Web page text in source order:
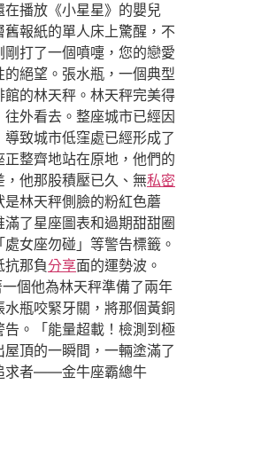
播放《小星星》的嬰兒
報紙的單人床上驚醒，不
打了一個噴嚏，您的戀愛
絕望。張水瓶，一個典型
的林天秤。林天秤完美得
外看去。整座城市已經因
致城市低窪處已經形成了
整齊地站在原地，他們的
他那股積壓已久、無私密
林天秤側臉的粉紅色蘑
了星座圖表和過期甜甜圈
女座勿碰」等警告標籤。
那負分享面的運勢波。
個他為林天秤準備了兩年
瓶咬緊牙關，將那個黃銅
。「能量超載！檢測到極
頂的一瞬間，一輛塗滿了
求者——金牛座霸總牛